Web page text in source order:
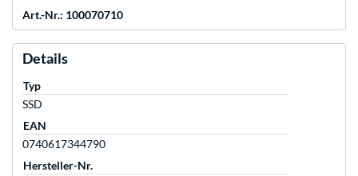
Art.-Nr.: 100070710
Details
Typ
SSD
EAN
0740617344790
Hersteller-Nr.